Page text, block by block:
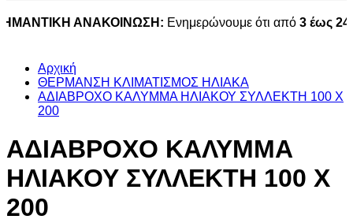
ΑΝΑΚΟΙΝΩΣΗ:Ενημερώνουμε ότι από3 έως 24
Αρχική
ΘΕΡΜΑΝΣΗ ΚΛΙΜΑΤΙΣΜΟΣ ΗΛΙΑΚΑ
ΑΔΙΑΒΡΟΧΟ ΚΑΛΥΜΜΑ ΗΛΙΑΚΟΥ ΣΥΛΛΕΚΤΗ 100 Χ
200
ΑΔΙΑΒΡΟΧΟ ΚΑΛΥΜΜΑ
ΗΛΙΑΚΟΥ ΣΥΛΛΕΚΤΗ 100 Χ
200